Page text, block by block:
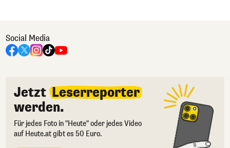
Social Media
Jetzt Leserreporter
werden.
Für jedes Foto in "Heute" oder jedes Video
auf Heute.at gibt es 50 Euro.